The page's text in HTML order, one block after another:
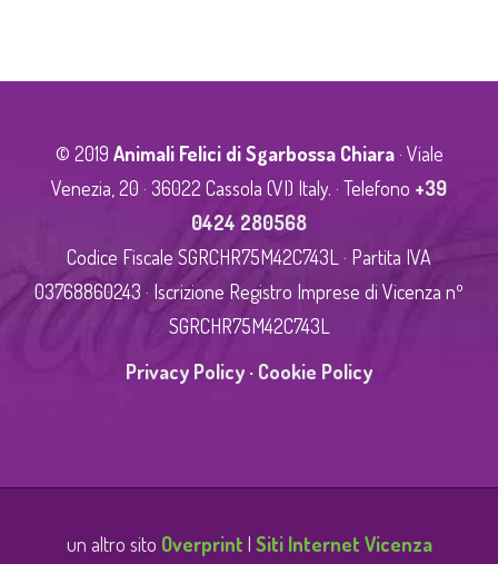
© 2019 Animali Felici di Sgarbossa Chiara· Viale
Venezia, 20 · 36022 Cassola (VI) Italy. · Telefono +39
0424 280568
Codice Fiscale SGRCHR75M42C743L · Partita IVA
03768860243 · Iscrizione Registro Imprese di Vicenza nº
SGRCHR75M42C743L
Privacy Policy · Cookie Policy
un altro sito Overprint | Siti Internet Vicenza